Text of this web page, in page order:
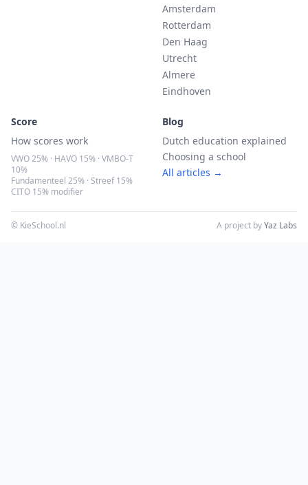
Amsterdam
Rotterdam
Den Haag
Utrecht
Almere
Eindhoven
Score
How scores work
VWO 25% · HAVO 15% · VMBO-T
10%
Fundamenteel 25% · Streef 15%
CITO 15% modifier
Blog
Dutch education explained
Choosing a school
All articles →
© KieSchool.nl A project byYaz Labs